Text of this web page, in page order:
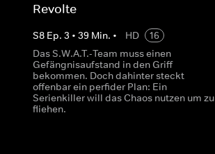
Revolte
S8 Ep. 3 • 39Min. • HD
16
Das S.W.A.T.-Team muss einen
Gefängnisaufstand in den Griff
bekommen. Doch dahinter steckt
offenbar ein perfider Plan: Ein
Serienkiller will das Chaos nutzen um zu
fliehen.